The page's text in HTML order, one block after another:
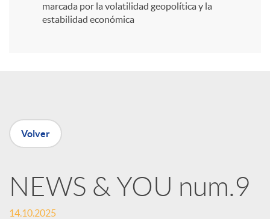
n
e
marcada por la volatilidad geopolítica y la
estabilidad económica
Volver
NEWS & YOU num.9
14.10.2025